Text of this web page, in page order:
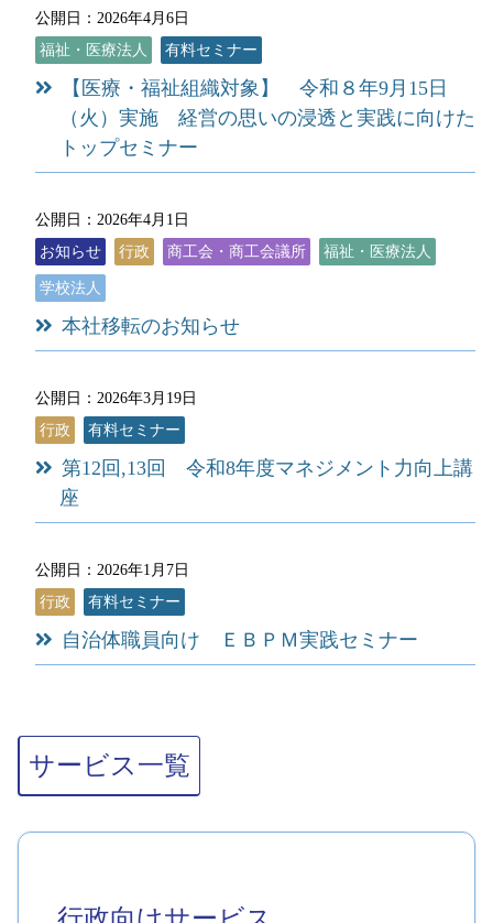
公開日：2026年4月6日
福祉・医療法人
有料セミナー
【医療・福祉組織対象】 令和８年9月15日
（火）実施 経営の思いの浸透と実践に向けた
トップセミナー
公開日：2026年4月1日
お知らせ
行政 商工会・商工会議所 福祉・医療法人
学校法人
本社移転のお知らせ
公開日：2026年3月19日
行政
有料セミナー
第12回,13回 令和8年度マネジメント力向上講
座
公開日：2026年1月7日
行政
有料セミナー
自治体職員向け ＥＢＰＭ実践セミナー
サービス一覧